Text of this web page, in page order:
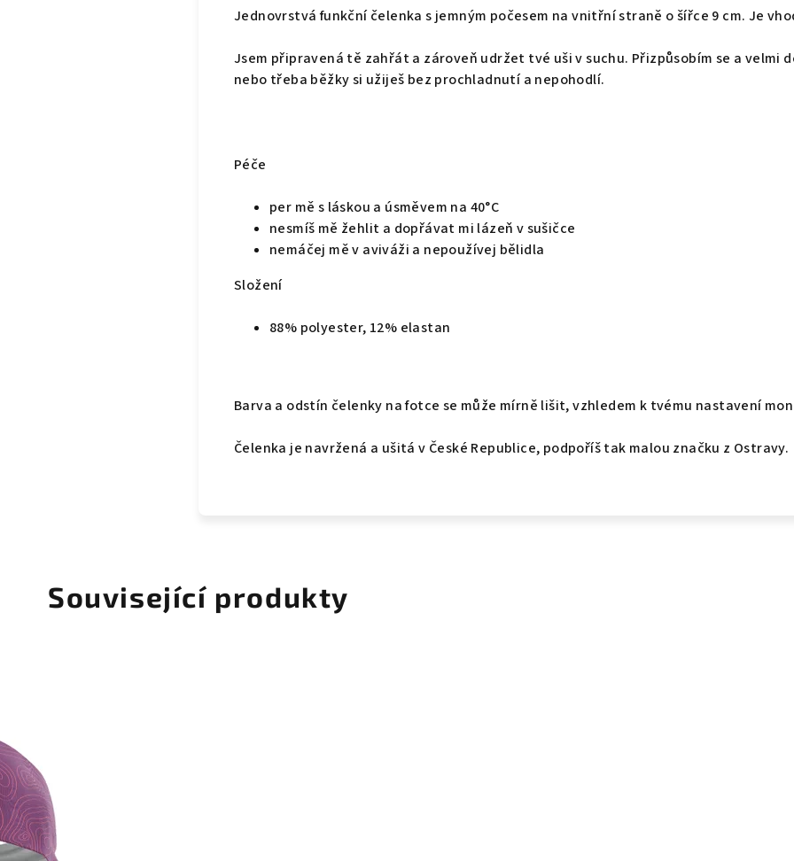
Jednovrstvá funkční čelenka s jemným počesem na vnitřní straně o šířce 9 cm. Je
Jsem připravená tě zahřát a zároveň udržet tvé uši v suchu. Přizpůsobím se a velmi
nebo třeba běžky si užiješ bez prochladnutí a nepohodlí.
Péče
per mě s láskou a úsměvem na 40°C
nesmíš mě žehlit a dopřávat mi lázeň v sušičce
nemáčej mě v aviváži a nepoužívej bělidla
Složení
88% polyester, 12% elastan
Barva a odstín čelenky na fotce se může mírně lišit, vzhledem k tvému nastavení
Čelenka je navržená a ušitá v České Republice, podpoříš tak malou značku z Ostravy.
Související produkty